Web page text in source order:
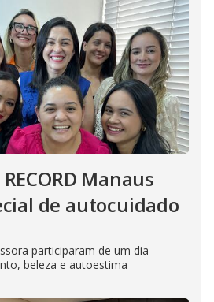
Manaus
de autocuidado
participaram de um dia
beleza e autoestima